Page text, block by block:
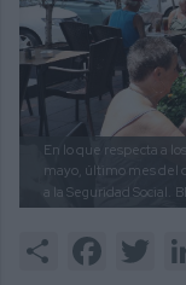
En lo que respecta a
mayo, último mes del
a la Seguridad Social.
Share Facebook